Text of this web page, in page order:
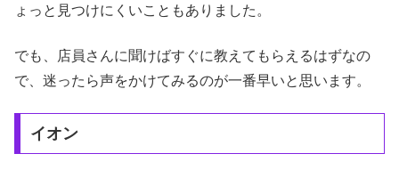
ょっと見つけにくいこともありました。
でも、店員さんに聞けばすぐに教えてもらえるはずなの
で、迷ったら声をかけてみるのが一番早いと思います。
イオン